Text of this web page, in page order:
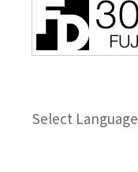
Select Language